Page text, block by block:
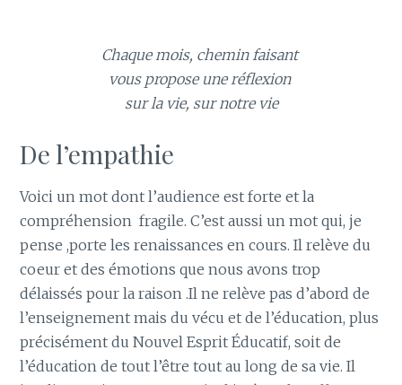
Chaque mois, chemin faisant
vous propose une réflexion
sur la vie, sur notre vie
De l’empathie
Voici un mot dont l’audience est forte et la
compréhension fragile. C’est aussi un mot qui, je
pense ,porte les renaissances en cours. Il relève du
coeur et des émotions que nous avons trop
délaissés pour la raison .Il ne relève pas d’abord de
l’enseignement mais du vécu et de l’éducation, plus
précisément du Nouvel Esprit Éducatif, soit de
l’éducation de tout l’être tout au long de sa vie. Il